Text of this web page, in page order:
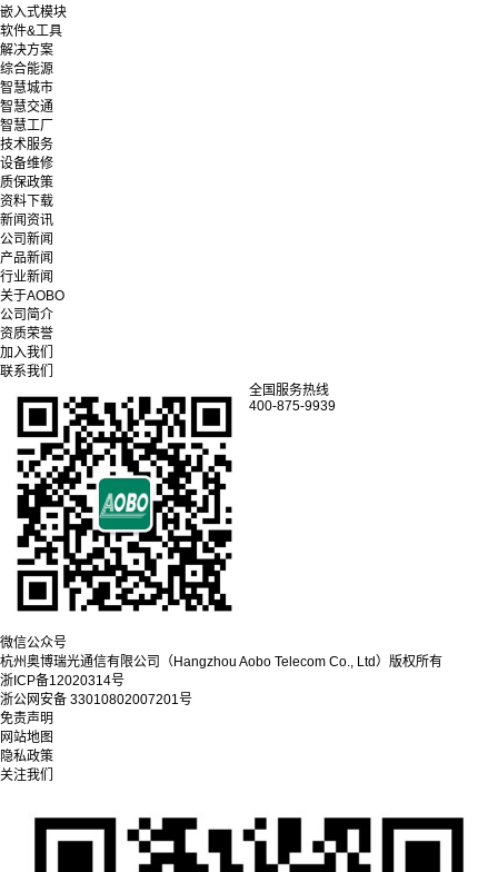
嵌入式模块
软件&工具
解决方案
综合能源
智慧城市
智慧交通
智慧工厂
技术服务
设备维修
质保政策
资料下载
新闻资讯
公司新闻
产品新闻
行业新闻
关于AOBO
公司简介
资质荣誉
加入我们
联系我们
微信公众号
全国服务热线
400-875-9939
杭州奥博瑞光通信有限公司（Hangzhou Aobo Telecom Co., Ltd） 版权所有
浙ICP备12020314号
浙公网安备 33010802007201号
免责声明
网站地图
隐私政策
关注我们